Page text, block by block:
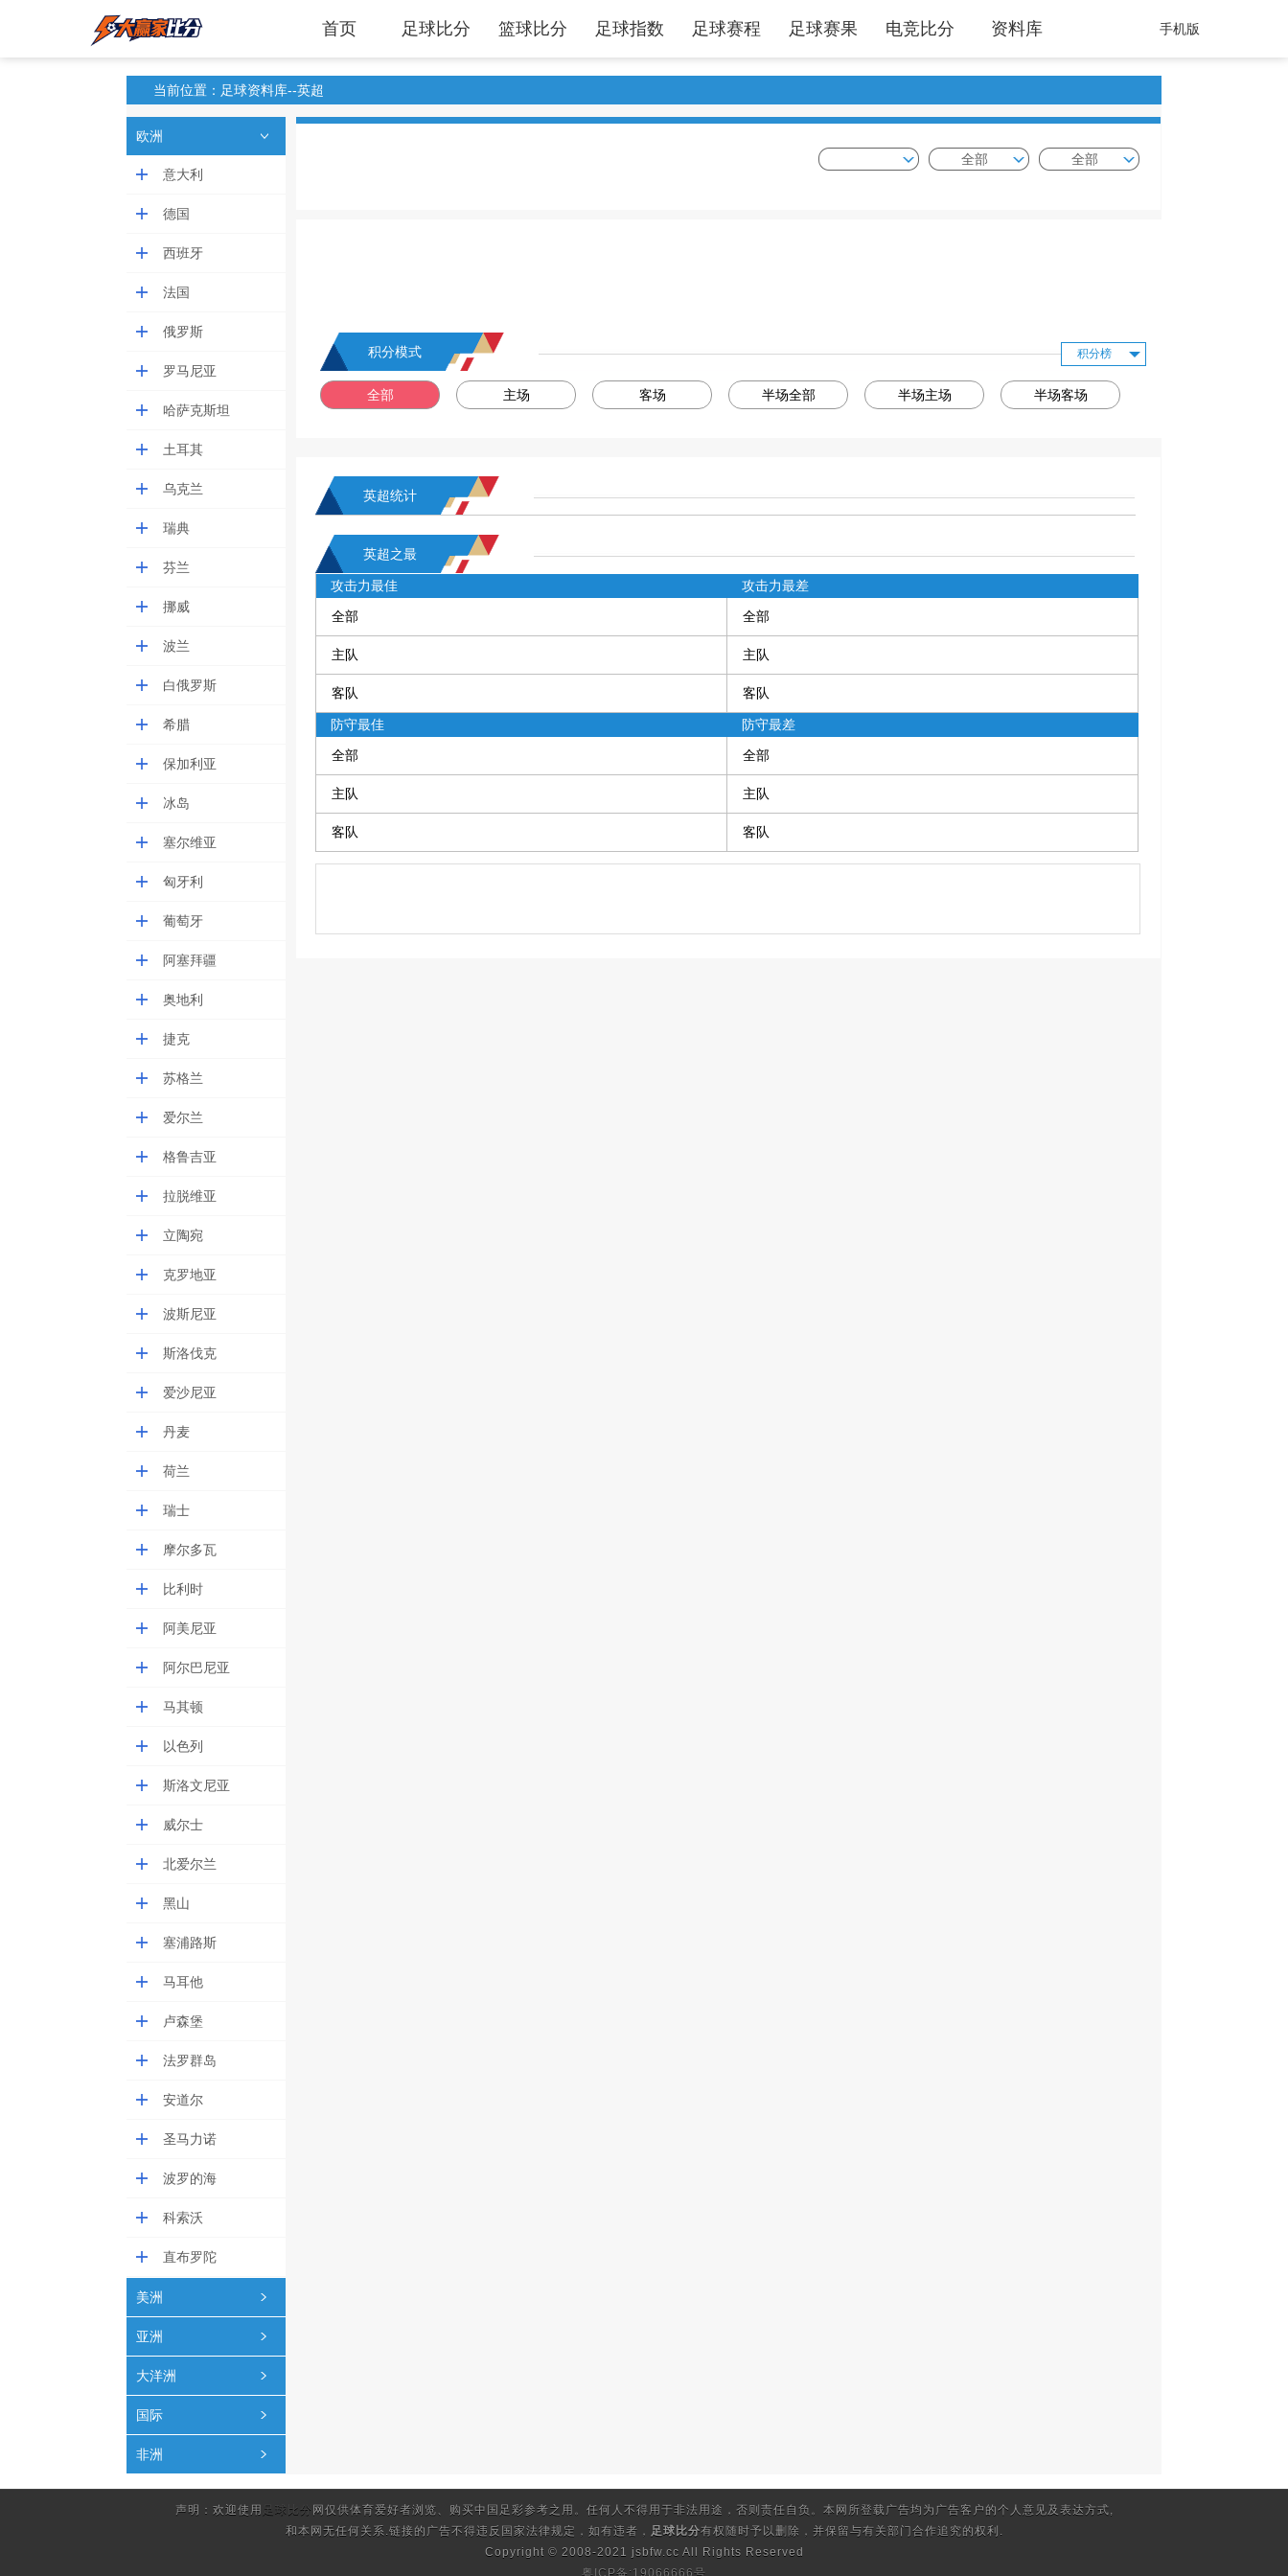
首页 足球比分 篮球比分 足球指数 足球赛程 足球赛果 电竞比分 资料库 手机版
当前位置：足球资料库--英超
欧洲
意大利
德国
西班牙
法国
俄罗斯
罗马尼亚
哈萨克斯坦
土耳其
乌克兰
瑞典
芬兰
挪威
波兰
白俄罗斯
希腊
保加利亚
冰岛
塞尔维亚
匈牙利
葡萄牙
阿塞拜疆
奥地利
捷克
苏格兰
爱尔兰
格鲁吉亚
拉脱维亚
立陶宛
克罗地亚
波斯尼亚
斯洛伐克
爱沙尼亚
丹麦
荷兰
瑞士
摩尔多瓦
比利时
阿美尼亚
阿尔巴尼亚
马其顿
以色列
斯洛文尼亚
威尔士
北爱尔兰
黑山
塞浦路斯
马耳他
卢森堡
法罗群岛
安道尔
圣马力诺
波罗的海
科索沃
直布罗陀
美洲
亚洲
大洋洲
国际
非洲
全部 全部
积分模式 积分榜
全部 主场 客场 半场全部 半场主场 半场客场
英超统计
英超之最
攻击力最佳
全部
主队
客队
攻击力最差
全部
主队
客队
防守最佳
全部
主队
客队
防守最差
全部
主队
客队
声明：欢迎使用 足球比分 网仅供体育爱好者浏览、购买中国足彩参考之用。任何人不得用于非法用途，否则责任自负。本网所登载广告均为广告客户的个人意见及表达方式,
和本网无任何关系.链接的广告不得违反国家法律规定，如有违者， 足球比分有权随时予以删除，并保留与有关部门合作追究的权利.
Copyright © 2008-2021 jsbfw.cc All Rights Reserved
粤ICP备:19066666号